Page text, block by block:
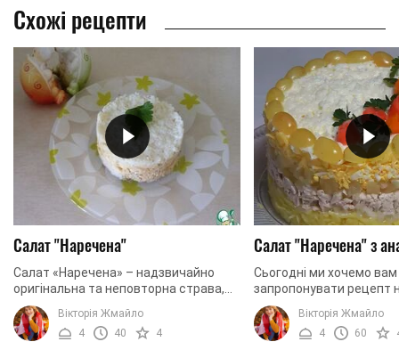
Схожі рецепти
Салат "Наречена"
Салат «Наречена» – надзвичайно
оригінальна та неповторна страва,
яка вирізняється особливим
виглядом та подачею. Саме тому
салат буде чудово ...
Вікторія Жмайло
4
40 4
Салат "Наречена" з
Сьогодні ми хочемо вам
запропонувати рецепт
смачного та красивого
має назву «Наречена».
ніжний та м’який смак, ...
Вікторія Жмайло
4
60